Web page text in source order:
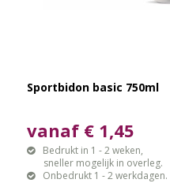
Sportbidon basic 750ml
vanaf € 1,45
Bedrukt in 1 - 2 weken,
sneller mogelijk in overleg.
Onbedrukt 1 - 2 werkdagen.